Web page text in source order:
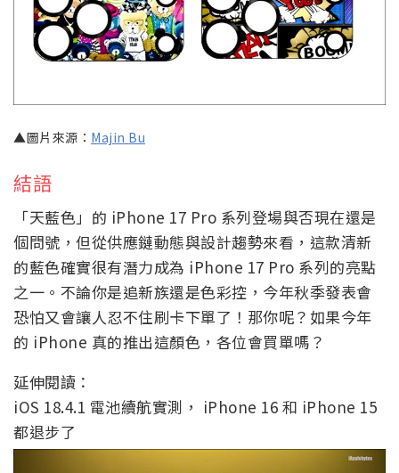
▲圖片來源： Majin Bu
結語
「天藍色」的 iPhone 17 Pro 系列登場與否現在還是
個問號，但從供應鏈動態與設計趨勢來看，這款清新
的藍色確實很有潛力成為 iPhone 17 Pro 系列的亮點
之一。不論你是追新族還是色彩控，今年秋季發表會
恐怕又會讓人忍不住刷卡下單了！那你呢？如果今年
的 iPhone 真的推出這顏色，各位會買單嗎？
延伸閱讀：
iOS 18.4.1 電池續航實測， iPhone 16 和 iPhone 15
都退步了